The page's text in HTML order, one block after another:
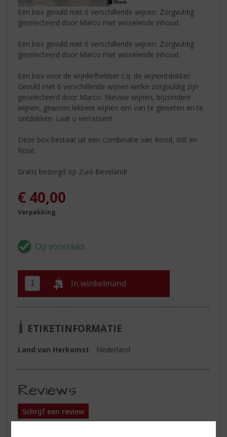
Een box gevuld met 6 verschillende wijnen. Zorgvuldig
geselecteerd door Marco met wisselende inhoud.
Een box gevuld met 6 verschillende wijnen. Zorgvuldig
geselecteerd door Marco met wisselende inhoud.
Een box voor de wijnliefhebber c.q. de wijnontdekker.
Gevuld met 6 verschillende wijnen welke zorgvuldig zijn
geselecteerd door Marco. Nieuwe wijnen, bijzondere
wijnen, gewoon lekkere wijnen om van te genieten en te
ontdekken. Laat u verrassen!
Deze box bestaat uit een combinatie van Rood, Wit en
Rosé.
Gratis bezorgd op Zuid-Beveland!
€ 40,00
Verpakking
In winkelmand
ETIKETINFORMATIE
Land van Herkomst Nederland
Reviews
Schrijf een review